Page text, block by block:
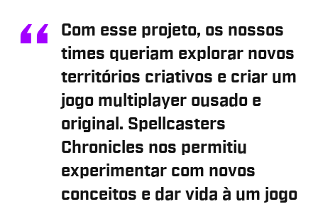
Com esse projeto, os nossos
times queriam explorar novos
territórios criativos e criar um
jogo multiplayer ousado e
original. Spellcasters
Chronicles nos permitiu
experimentar com novos
conceitos e dar vida à um jogo